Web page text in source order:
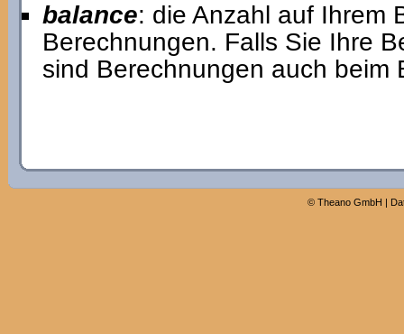
balance: die Anzahl auf Ihrem
Berechnungen. Falls Sie Ihre
sind Berechnungen auch beim
© Theano GmbH |